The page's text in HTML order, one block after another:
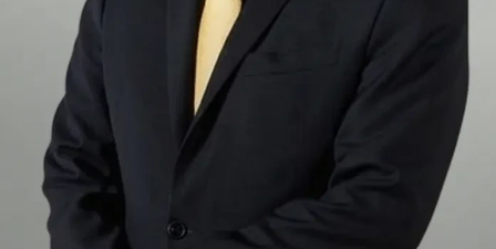
ข่าวสารและกิจกรรม
ร่วมงานกับเรา
ติดต่อเรา